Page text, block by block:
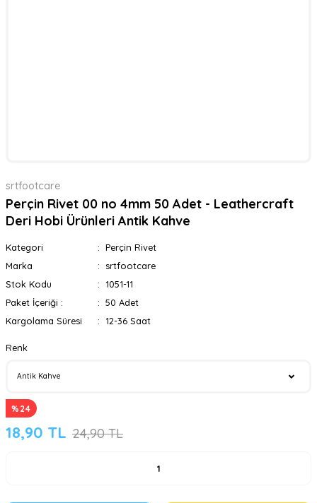
srtfootcare
Perçin Rivet 00 no 4mm 50 Adet - Leathercraft
Deri Hobi Ürünleri Antik Kahve
Kategori
Perçin Rivet
Marka
srtfootcare
Stok Kodu
1051-11
Paket İçeriği :
50 Adet
Kargolama Süresi
12-36 Saat
Renk
%24
18,90 TL 24,90 TL